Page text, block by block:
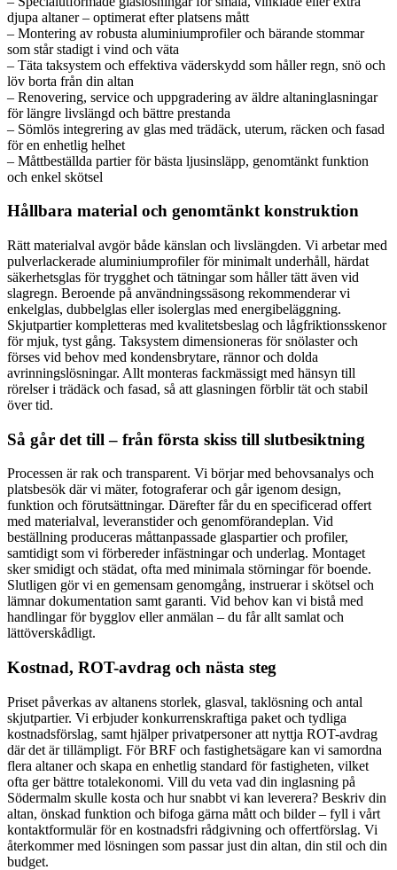
djupa altaner – optimerat efter platsens mått
– Montering av robusta aluminiumprofiler och bärande stommar
som står stadigt i vind och väta
– Täta taksystem och effektiva väderskydd som håller regn, snö och
löv borta från din altan
– Renovering, service och uppgradering av äldre altaninglasningar
för längre livslängd och bättre prestanda
– Sömlös integrering av glas med trädäck, uterum, räcken och fasad
för en enhetlig helhet
– Måttbeställda partier för bästa ljusinsläpp, genomtänkt funktion
och enkel skötsel
Hållbara material och genomtänkt konstruktion
Rätt materialval avgör både känslan och livslängden. Vi arbetar med
pulverlackerade aluminiumprofiler för minimalt underhåll, härdat
säkerhetsglas för trygghet och tätningar som håller tätt även vid
slagregn. Beroende på användningssäsong rekommenderar vi
enkelglas, dubbelglas eller isolerglas med energibeläggning.
Skjutpartier kompletteras med kvalitetsbeslag och lågfriktionsskenor
för mjuk, tyst gång. Taksystem dimensioneras för snölaster och
förses vid behov med kondensbrytare, rännor och dolda
avrinningslösningar. Allt monteras fackmässigt med hänsyn till
rörelser i trädäck och fasad, så att glasningen förblir tät och stabil
över tid.
Så går det till – från första skiss till slutbesiktning
Processen är rak och transparent. Vi börjar med behovsanalys och
platsbesök där vi mäter, fotograferar och går igenom design,
funktion och förutsättningar. Därefter får du en specificerad offert
med materialval, leveranstider och genomförandeplan. Vid
beställning produceras måttanpassade glaspartier och profiler,
samtidigt som vi förbereder infästningar och underlag. Montaget
sker smidigt och städat, ofta med minimala störningar för boende.
Slutligen gör vi en gemensam genomgång, instruerar i skötsel och
lämnar dokumentation samt garanti. Vid behov kan vi bistå med
handlingar för bygglov eller anmälan – du får allt samlat och
lättöverskådligt.
Kostnad, ROT-avdrag och nästa steg
Priset påverkas av altanens storlek, glasval, taklösning och antal
skjutpartier. Vi erbjuder konkurrenskraftiga paket och tydliga
kostnadsförslag, samt hjälper privatpersoner att nyttja ROT-avdrag
där det är tillämpligt. För BRF och fastighetsägare kan vi samordna
flera altaner och skapa en enhetlig standard för fastigheten, vilket
ofta ger bättre totalekonomi. Vill du veta vad din inglasning på
Södermalm skulle kosta och hur snabbt vi kan leverera? Beskriv din
altan, önskad funktion och bifoga gärna mått och bilder – fyll i vårt
kontaktformulär för en kostnadsfri rådgivning och offertförslag. Vi
återkommer med lösningen som passar just din altan, din stil och din
budget.